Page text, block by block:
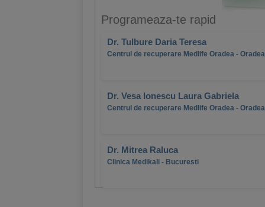
Programeaza-te rapid
Dr. Tulbure Daria Teresa
Centrul de recuperare Medlife Oradea - Oradea
Dr. Vesa Ionescu Laura Gabriela
Centrul de recuperare Medlife Oradea - Oradea
Dr. Mitrea Raluca
Clinica Medikali - Bucuresti